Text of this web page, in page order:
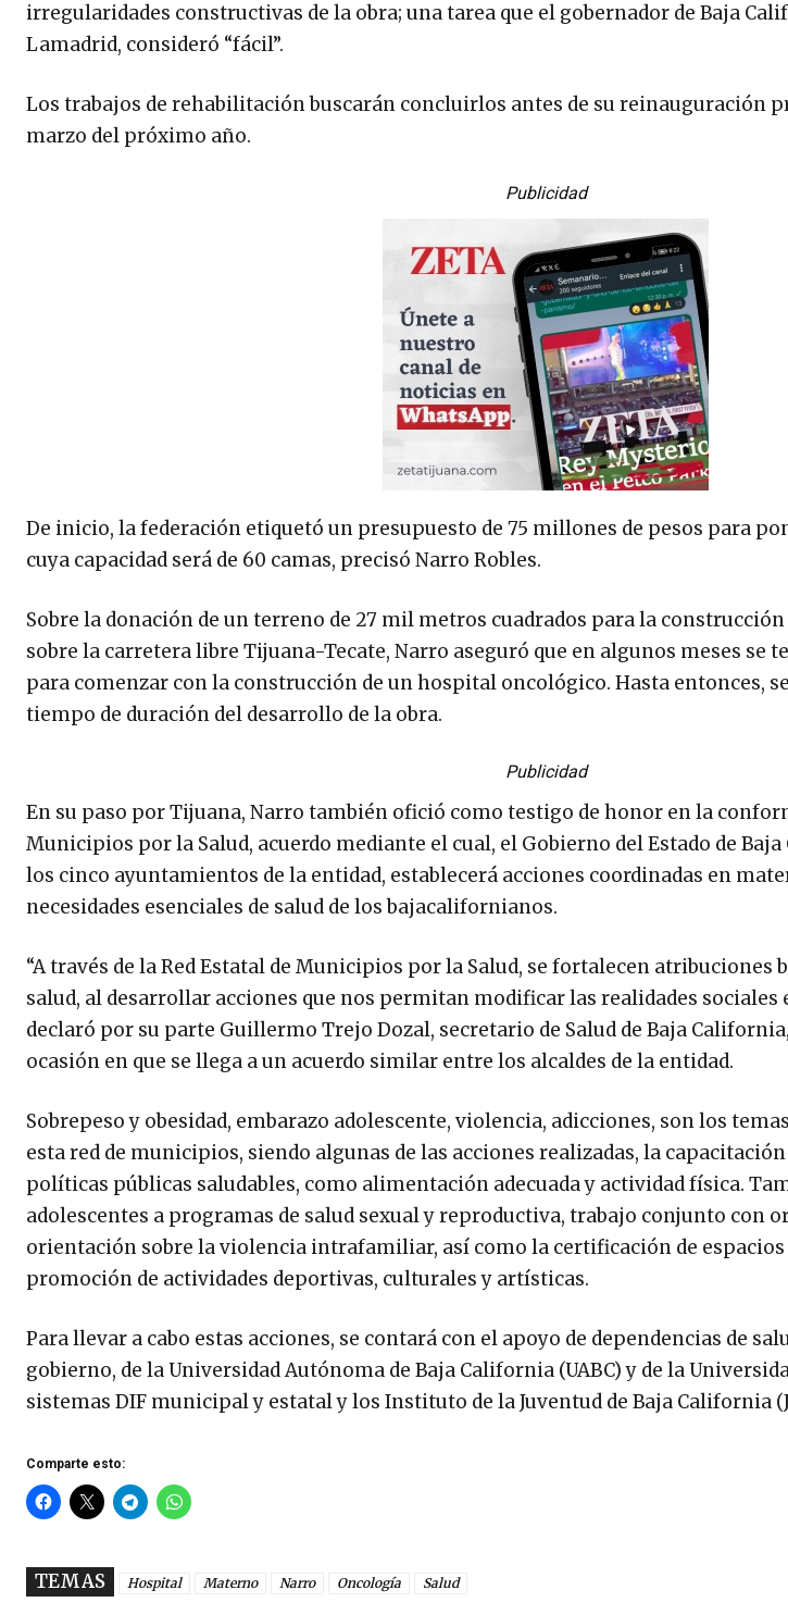
irregularidades constructivas de la obra; una tarea que el gobernador de Baja
Lamadrid, consideró “fácil”.
Los trabajos de rehabilitación buscarán concluirlos antes de su reinauguración
marzo del próximo año.
Publicidad
De inicio, la federación etiquetó un presupuesto de 75 millones de pesos para
cuya capacidad será de 60 camas, precisó Narro Robles.
Sobre la donación de un terreno de 27 mil metros cuadrados para la
sobre la carretera libre Tijuana-Tecate, Narro aseguró que en algunos meses se
para comenzar con la construcción de un hospital oncológico. Hasta entonces,
tiempo de duración del desarrollo de la obra.
Publicidad
En su paso por Tijuana, Narro también ofició como testigo de honor en la
Municipios por la Salud, acuerdo mediante el cual, el Gobierno del Estado de
los cinco ayuntamientos de la entidad, establecerá acciones coordinadas en
necesidades esenciales de salud de los bajacalifornianos.
“A través de la Red Estatal de Municipios por la Salud, se fortalecen atribuciones
salud, al desarrollar acciones que nos permitan modificar las realidades sociales
declaró por su parte Guillermo Trejo Dozal, secretario de Salud de Baja
ocasión en que se llega a un acuerdo similar entre los alcaldes de la entidad.
Sobrepeso y obesidad, embarazo adolescente, violencia, adicciones, son los
esta red de municipios, siendo algunas de las acciones realizadas, la
políticas públicas saludables, como alimentación adecuada y actividad física.
adolescentes a programas de salud sexual y reproductiva, trabajo conjunto con
orientación sobre la violencia intrafamiliar, así como la certificación de
promoción de actividades deportivas, culturales y artísticas.
Para llevar a cabo estas acciones, se contará con el apoyo de dependencias de
gobierno, de la Universidad Autónoma de Baja California (UABC) y de la
sistemas DIF municipal y estatal y los Instituto de la Juventud de Baja California
Comparte esto:
TEMAS Hospital Materno Narro Oncología Salud